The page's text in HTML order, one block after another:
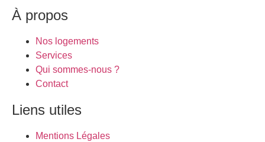
À propos
Nos logements
Services
Qui sommes-nous ?
Contact
Liens utiles
Mentions Légales